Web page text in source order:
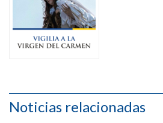
Noticias relacionadas